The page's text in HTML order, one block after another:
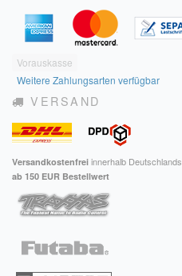
Vorauskasse
Weitere Zahlungsarten verfügbar
VERSAND
Versandkostenfrei innerhalb Deutschlands,
ab 150 EUR Bestellwert